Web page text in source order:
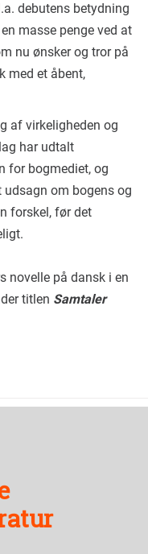
debutens betydning
masse penge ved at
nu ønsker og tror på
med et åbent,
af virkeligheden og
har udtalt
for bogmediet, og
om bogens og
forskel, før det
novelle på dansk i en
titlen Samtaler